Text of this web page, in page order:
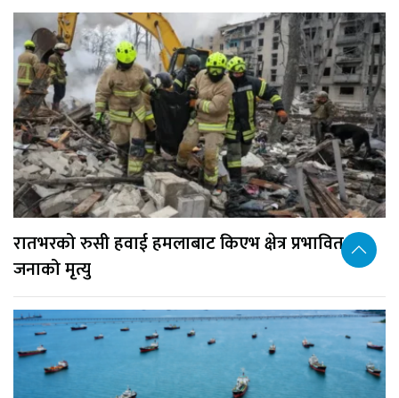
रातभरको रुसी हवाई हमलाबाट किएभ क्षेत्र प्रभावित, १७
जनाको मृत्यु